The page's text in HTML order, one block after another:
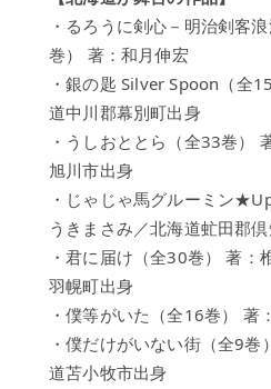
滝
だ
よ
・るろうに剣心－明治剣客
巻） 著：和月伸宏
・銀の匙 Silver Spoon（全
道中川郡幕別町出身
・うしおととら（全33巻）
旭川市出身
・じゃじゃ馬グルーミン
うきまさみ／北海道虻田郡
・君に届け（全30巻） 著：
羽幌町出身
・僕等がいた（全16巻） 著
・僕だけがいない街（全9
道苫小牧市出身